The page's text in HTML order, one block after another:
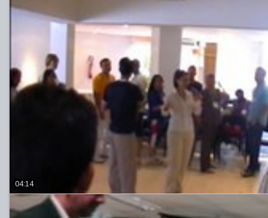
04:14